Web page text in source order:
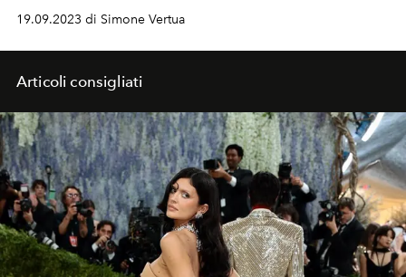
anche Lennon Gallagher, Roberto Bolle, Naomi
19.09.2023 di Simone Vertua
Articoli consigliati